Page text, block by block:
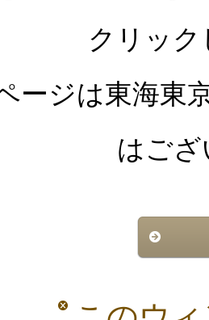
クリッ
ージは東海
はご